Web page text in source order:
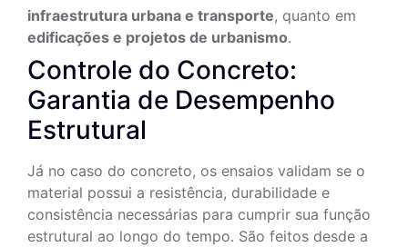
infraestrutura urbana e transporte, quanto em
edificações e projetos de urbanismo.
Controle do Concreto:
Garantia de Desempenho
Estrutural
Já no caso do concreto, os ensaios validam se o
material possui a resistência, durabilidade e
consistência necessárias para cumprir sua função
estrutural ao longo do tempo. São feitos desde a